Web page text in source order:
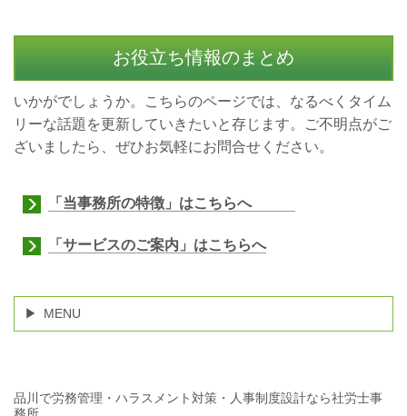
お役立ち情報のまとめ
いかがでしょうか。こちらのページでは、なるべくタイム
リーな話題を更新していきたいと存じます。ご不明点がご
ざいましたら、ぜひお気軽にお問合せください。
「当事務所の特徴」はこちらへ
「サービスのご案内」はこちらへ
MENU
品川で労務管理・ハラスメント対策・人事制度設計なら社労士事
務所